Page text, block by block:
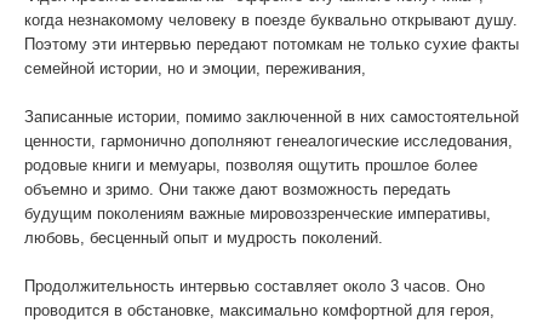
когда незнакомому человеку в поезде буквально открывают душу.
Поэтому эти интервью передают потомкам не только сухие факты
семейной истории, но и эмоции, переживания,
Записанные истории, помимо заключенной в них самостоятельной
ценности, гармонично дополняют генеалогические исследования,
родовые книги и мемуары, позволяя ощутить прошлое более
объемно и зримо. Они также дают возможность передать
будущим поколениям важные мировоззренческие императивы,
любовь, бесценный опыт и мудрость поколений.
Продолжительность интервью составляет около 3 часов. Оно
проводится в обстановке, максимально комфортной для героя,